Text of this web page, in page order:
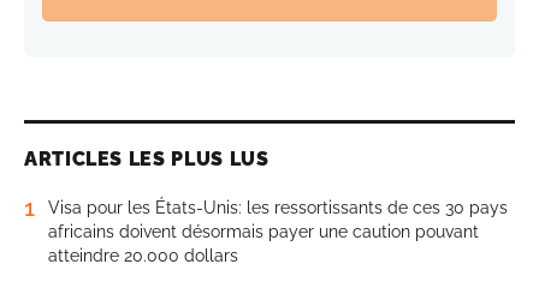
ARTICLES LES PLUS LUS
1
Visa pour les États-Unis: les ressortissants de ces 30 pays
africains doivent désormais payer une caution pouvant
atteindre 20.000 dollars